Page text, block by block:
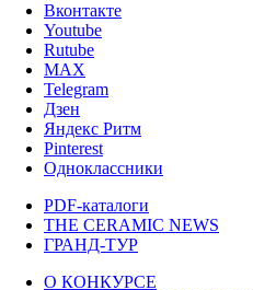
Вконтакте
Youtube
Rutube
MAX
Telegram
Дзен
Яндекс Ритм
Pinterest
Одноклассники
PDF-каталоги
THE CERAMIC NEWS
ГРАНД-ТУР
О КОНКУРСЕ